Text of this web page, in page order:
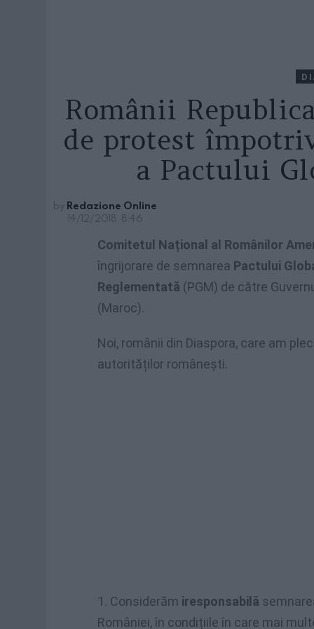
Românii
de protest
a Pactului
by Redazione Online
14/12/2018, 8:46
Comitetul Național al Românilor
îngrijorare de semnarea Pactului
Reglementată (PGM) de către
(Maroc).
Noi, românii din Diaspora, care am
autorităților românești.
1. Considerăm iresponsabilă
României, în condițiile în care mai